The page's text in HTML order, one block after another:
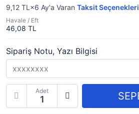
9,12 TL×6 Ay'a Varan Taksit Seçenekleri
Havale / Eft
46,08 TL
Sipariş Notu, Yazı Bilgisi
Adet